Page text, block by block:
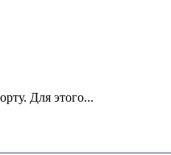
Для этого...